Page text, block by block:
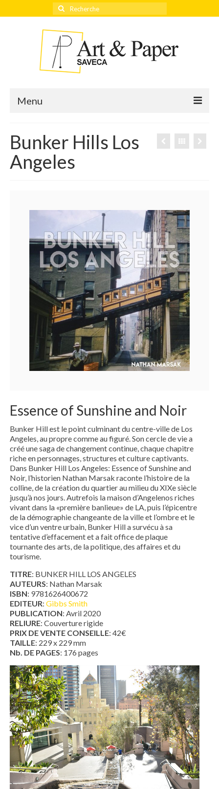
Rechercher
:
Menu
Accueil
Actualités
Bunker Hills Los
Angeles
Essence of Sunshine and Noir
Bunker Hill est le point culminant du centre-ville de Los
Angeles, au propre comme au figuré. Son cercle de vie a
créé une saga de changement continue, chaque chapitre
riche en personnages, structures et culture captivants.
Dans Bunker Hill Los Angeles: Essence of Sunshine and
Noir, l’historien Nathan Marsak raconte l’histoire de la
colline, de la création du quartier au milieu du XIXe siècle
jusqu’à nos jours. Autrefois la maison d’Angelenos riches
vivant dans la «première banlieue» de LA, puis l’épicentre
de la démographie changeante de la ville et l’ombre et le
vice d’un ventre urbain, Bunker Hill a survécu à sa
tentative d’effacement et a fait office de plaque
tournante des arts, de la politique, des affaires et du
tourisme.
TITRE: BUNKER HILL LOS ANGELES
AUTEURS: Nathan Marsak
ISBN: 9781626400672
EDITEUR: Gibbs Smith
PUBLICATION: Avril 2020
RELIURE: Couverture rigide
PRIX DE VENTE CONSEILLE: 42€
TAILLE: 229 x 229 mm
Nb. DE PAGES: 176 pages